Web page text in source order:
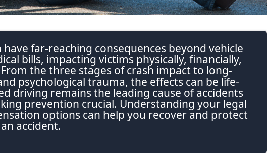
have far-reaching consequences beyond vehicle
bills, impacting victims physically, financially,
the three stages of crash impact to long-
psychological trauma, the effects can be life-
driving remains the leading cause of accidents
prevention crucial. Understanding your legal
options can help you recover and protect
accident.